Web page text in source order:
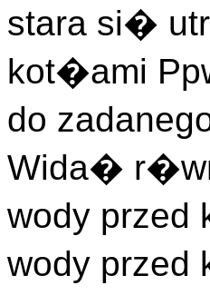
stara si�
kot�ami
do
Wida�
wody przed
wody